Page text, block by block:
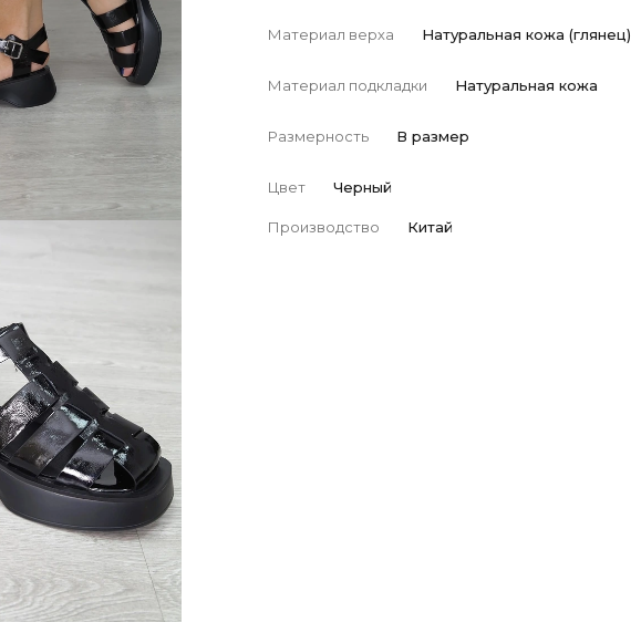
Материал верха Натуральная кожа (глянец)
Материал подкладки Натуральная кожа
Размерность В размер
Цвет Черный
Производство Китай